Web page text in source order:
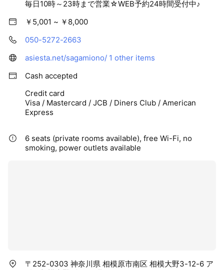
毎日10時～23時まで営業☆WEB予約24時間受付中♪
￥5,001 ~ ￥8,000
050-5272-2663
asiesta.net/sagamiono/ 1 other items
Cash accepted
Credit card
Visa / Mastercard / JCB / Diners Club / American
Express
6 seats (private rooms available), free Wi-Fi, no
smoking, power outlets available
〒252-0303 神奈川県 相模原市南区 相模大野3-12-6 ア